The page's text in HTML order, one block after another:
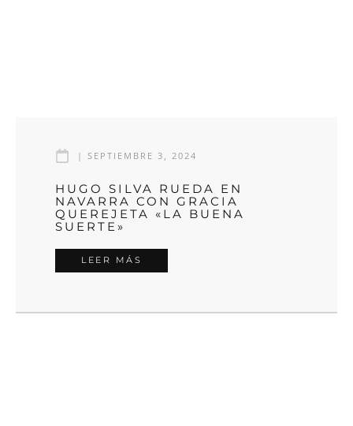
| SEPTIEMBRE 3, 2024
HUGO SILVA RUEDA EN
NAVARRA CON GRACIA
QUEREJETA «LA BUENA
SUERTE»
LEER MÁS